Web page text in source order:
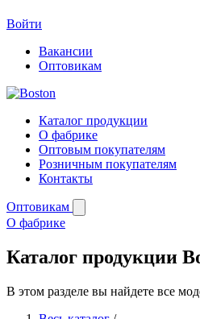
Войти
Вакансии
Оптовикам
Каталог продукции
О фабрике
Оптовым покупателям
Розничным покупателям
Контакты
Оптовикам
О фабрике
Каталог продукции
В этом разделе вы найдете все